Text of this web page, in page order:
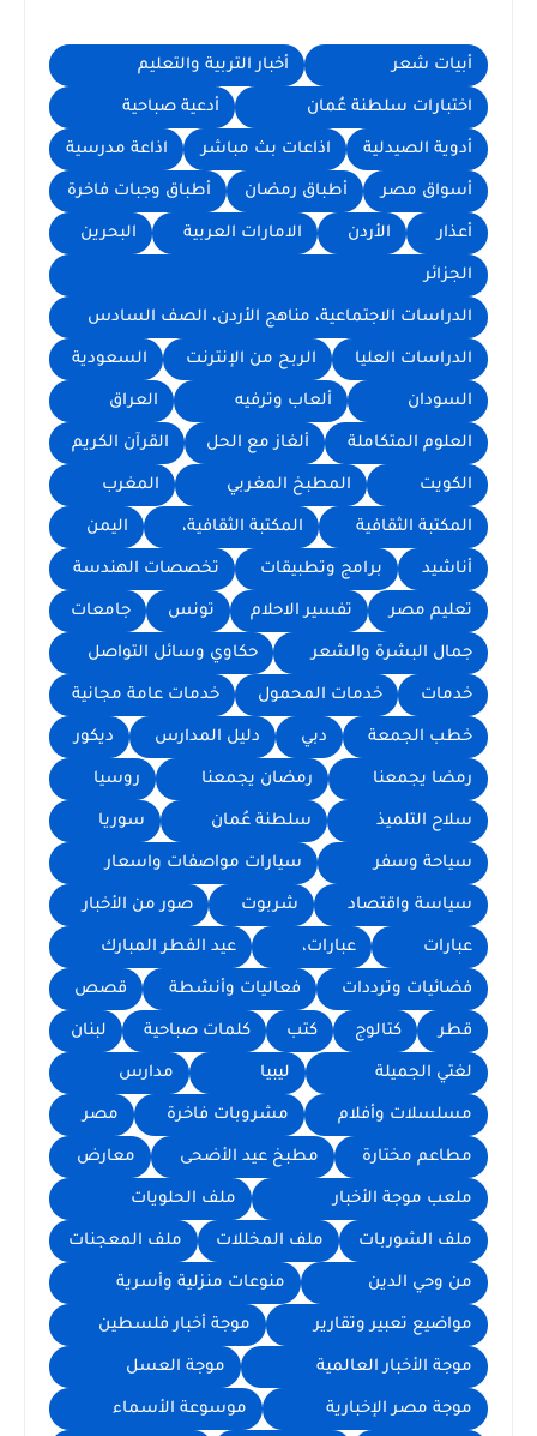
أبيات شعر أخبار التربية والتعليم
اختبارات سلطنة عُمان أدعية صباحية
أدوية الصيدلية اذاعات بث مباشر اذاعة مدرسية
أسواق مصر أطباق رمضان أطباق وجبات فاخرة
أعذار الأردن الامارات العربية البحرين
الجزائر
الدراسات الاجتماعية، مناهج الأردن، الصف السادس
الدراسات العليا الربح من الإنترنت السعودية
السودان ألعاب وترفيه العراق
العلوم المتكاملة ألغاز مع الحل القرآن الكريم
الكويت المطبخ المغربي المغرب
المكتبة الثقافية المكتبة الثقافية، اليمن
أناشيد برامج وتطبيقات تخصصات الهندسة
تعليم مصر تفسير الاحلام تونس جامعات
جمال البشرة والشعر حكاوي وسائل التواصل
خدمات خدمات المحمول خدمات عامة مجانية
خطب الجمعة دبي دليل المدارس ديكور
رمضا يجمعنا رمضان يجمعنا روسيا
سلاح التلميذ سلطنة عُمان سوريا
سياحة وسفر سيارات مواصفات واسعار
سياسة واقتصاد شربوت صور من الأخبار
عبارات عبارات، عيد الفطر المبارك
فضائيات وترددات فعاليات وأنشطة قصص
قطر كتالوج كتب كلمات صباحية لبنان
لغتي الجميلة ليبيا مدارس
مسلسلات وأفلام مشروبات فاخرة مصر
مطاعم مختارة مطبخ عيد الأضحى معارض
ملعب موجة الأخبار ملف الحلويات
ملف الشوربات ملف المخللات ملف المعجنات
من وحي الدين منوعات منزلية وأسرية
مواضيع تعبير وتقارير موجة أخبار فلسطين
موجة الأخبار العالمية موجة العسل
موجة مصر الإخبارية موسوعة الأسماء